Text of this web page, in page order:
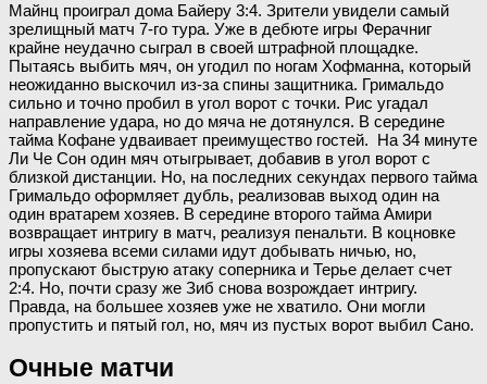
Майнц проиграл дома Байеру 3:4. Зрители увидели самый
зрелищный матч 7-го тура. Уже в дебюте игры Ферачниг
крайне неудачно сыграл в своей штрафной площадке.
Пытаясь выбить мяч, он угодил по ногам Хофманна, который
неожиданно выскочил из-за спины защитника. Гримальдо
сильно и точно пробил в угол ворот с точки. Рис угадал
направление удара, но до мяча не дотянулся. В середине
тайма Кофане удваивает преимущество гостей. На 34 минуте
Ли Че Сон один мяч отыгрывает, добавив в угол ворот с
близкой дистанции. Но, на последних секундах первого тайма
Гримальдо оформляет дубль, реализовав выход один на
один вратарем хозяев. В середине второго тайма Амири
возвращает интригу в матч, реализуя пенальти. В коцновке
игры хозяева всеми силами идут добывать ничью, но,
пропускают быструю атаку соперника и Терье делает счет
2:4. Но, почти сразу же Зиб снова возрождает интригу.
Правда, на большее хозяев уже не хватило. Они могли
пропустить и пятый гол, но, мяч из пустых ворот выбил Сано.
Очные матчи